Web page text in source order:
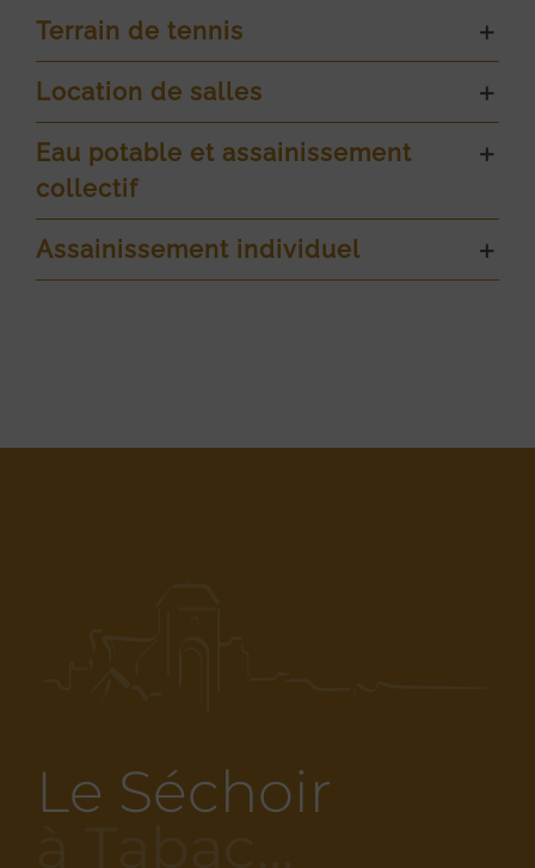
Terrain de tennis
Location de salles
Eau potable et assainissement
collectif
Assainissement individuel
Le Séchoir